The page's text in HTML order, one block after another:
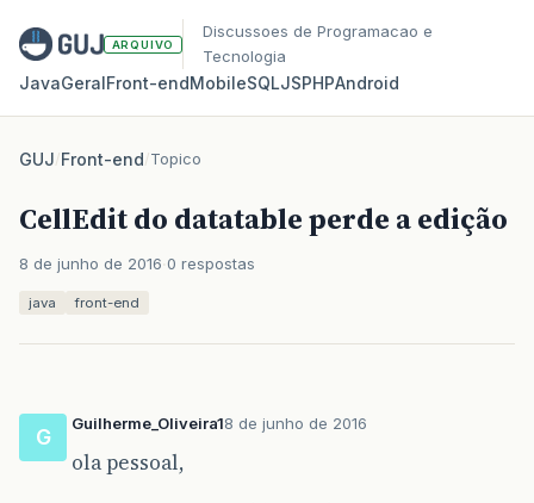
ARQUIVO
Discussoes de Programacao e
Tecnologia
JavaGeralFront‑endMobileSQLJSPHPAndroid
GUJ/Front-end/Topico
CellEdit do datatable perde a edição
8 de junho de 2016 0 respostas
java front-end
G
Guilherme_Oliveira18 de junho de 2016
ola pessoal,